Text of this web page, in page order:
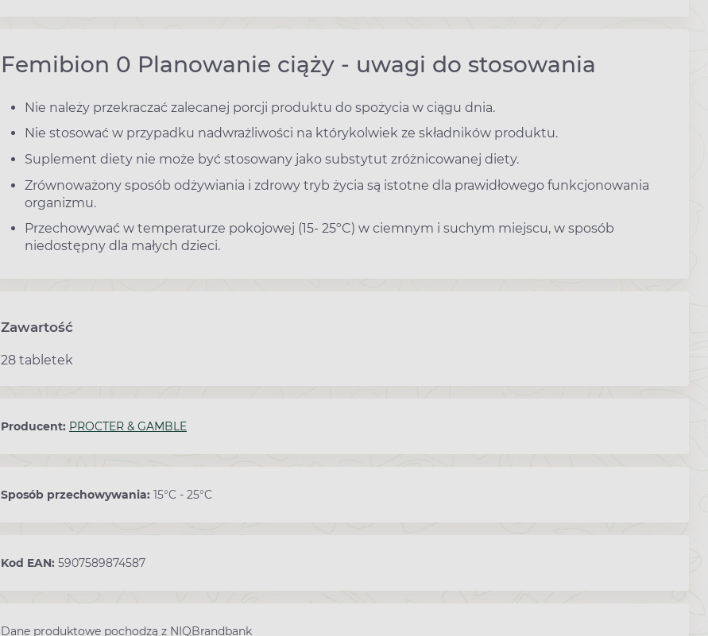
Femibion 0 Planowanie ciąży - uwagi do stosowania
Nie należy przekraczać zalecanej porcji produktu do spożycia w ciągu dnia.
Nie stosować w przypadku nadwrażliwości na którykolwiek ze składników produktu.
Suplement diety nie może być stosowany jako substytut zróżnicowanej diety.
Zrównoważony sposób odżywiania i zdrowy tryb życia są istotne dla prawidłowego funkcjonowania
organizmu.
Przechowywać w temperaturze pokojowej (15- 25ºC) w ciemnym i suchym miejscu, w sposób
niedostępny dla małych dzieci.
Zawartość
28 tabletek
Producent: PROCTER & GAMBLE
Sposób przechowywania: 15°C - 25°C
Kod EAN: 5907589874587
Dane produktowe pochodzą z NIQBrandbank